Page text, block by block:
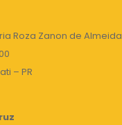
Roza Zanon de Almeida
– PR